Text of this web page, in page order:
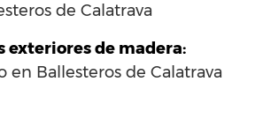
de Calatrava
exteriores de madera:
en Ballesteros de Calatrava